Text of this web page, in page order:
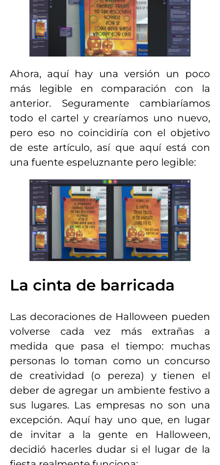
Ahora, aquí hay una versión un poco
más legible en comparación con la
anterior. Seguramente cambiaríamos
todo el cartel y crearíamos uno nuevo,
pero eso no coincidiría con el objetivo
de este artículo, así que aquí está con
una fuente espeluznante pero legible:
La cinta de barricada
Las decoraciones de Halloween pueden
volverse cada vez más extrañas a
medida que pasa el tiempo: muchas
personas lo toman como un concurso
de creatividad (o pereza) y tienen el
deber de agregar un ambiente festivo a
sus lugares. Las empresas no son una
excepción. Aquí hay uno que, en lugar
de invitar a la gente en Halloween,
decidió hacerles dudar si el lugar de la